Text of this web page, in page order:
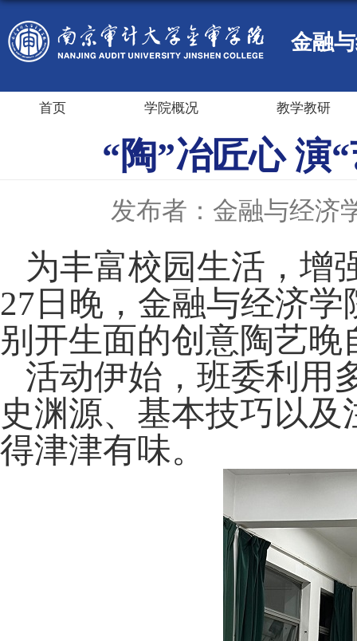
金融
首页 学院概况 教学教研
“陶”冶匠心 演
发布者：金融与经济
为丰富校园生活，增
27 日晚，金融与经济学
别开生面的创意陶艺晚
活动伊始，班委利用
史渊源、基本技巧以
得津津有味。